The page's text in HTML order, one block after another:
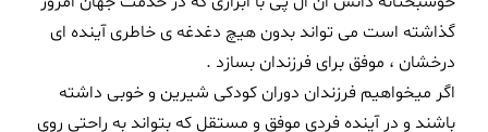
گذاشته است می تواند بدون هیچ دغدغه ی خاطری آینده ای
درخشان ، موفق برای فرزندان بسازد .
اگر میخواهیم فرزندان دوران کودکی شیرین و خوبی داشته
باشند و در آینده فردی موفق و مستقل که بتواند به راحتی روی